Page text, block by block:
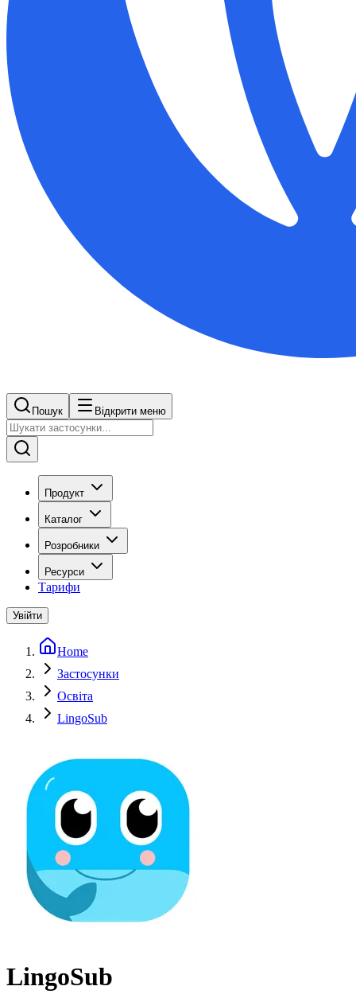
Пошук Відкрити меню
Продукт
Каталог
Розробники
Ресурси
Тарифи
Увійти
Home
Застосунки
Освіта
LingoSub
LingoSub